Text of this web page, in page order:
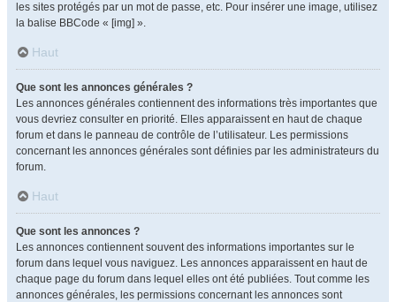
les sites protégés par un mot de passe, etc. Pour insérer une image, utilisez
la balise BBCode « [img] ».
Haut
Que sont les annonces générales ?
Les annonces générales contiennent des informations très importantes que
vous devriez consulter en priorité. Elles apparaissent en haut de chaque
forum et dans le panneau de contrôle de l’utilisateur. Les permissions
concernant les annonces générales sont définies par les administrateurs du
forum.
Haut
Que sont les annonces ?
Les annonces contiennent souvent des informations importantes sur le
forum dans lequel vous naviguez. Les annonces apparaissent en haut de
chaque page du forum dans lequel elles ont été publiées. Tout comme les
annonces générales, les permissions concernant les annonces sont